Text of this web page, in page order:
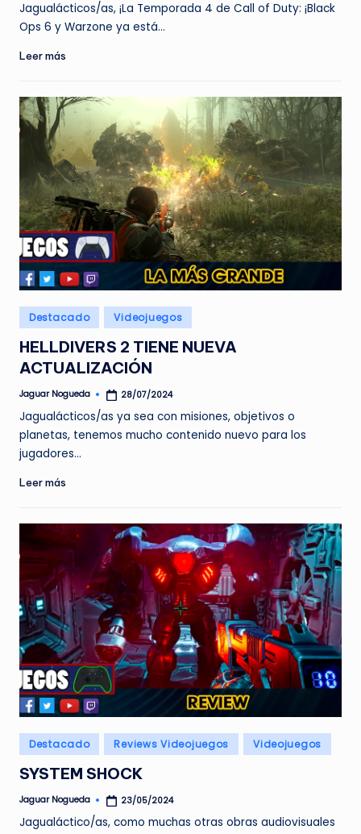
Jagualácticos/as, ¡La Temporada 4 de Call of Duty: ¡Black
Ops 6 y Warzone ya está…
Leer más
Publicado
en
Destacado Videojuegos
HELLDIVERS 2 TIENE NUEVA
ACTUALIZACIÓN
Publicado
Jaguar Nogueda 28/07/2024
Jagualácticos/as ya sea con misiones, objetivos o
planetas, tenemos mucho contenido nuevo para los
jugadores…
Leer más
Publicado
en
Destacado Reviews Videojuegos Videojuegos
SYSTEM SHOCK
Publicado
Jaguar Nogueda 23/05/2024
Jagualáctico/as, como muchas otras obras audiovisuales